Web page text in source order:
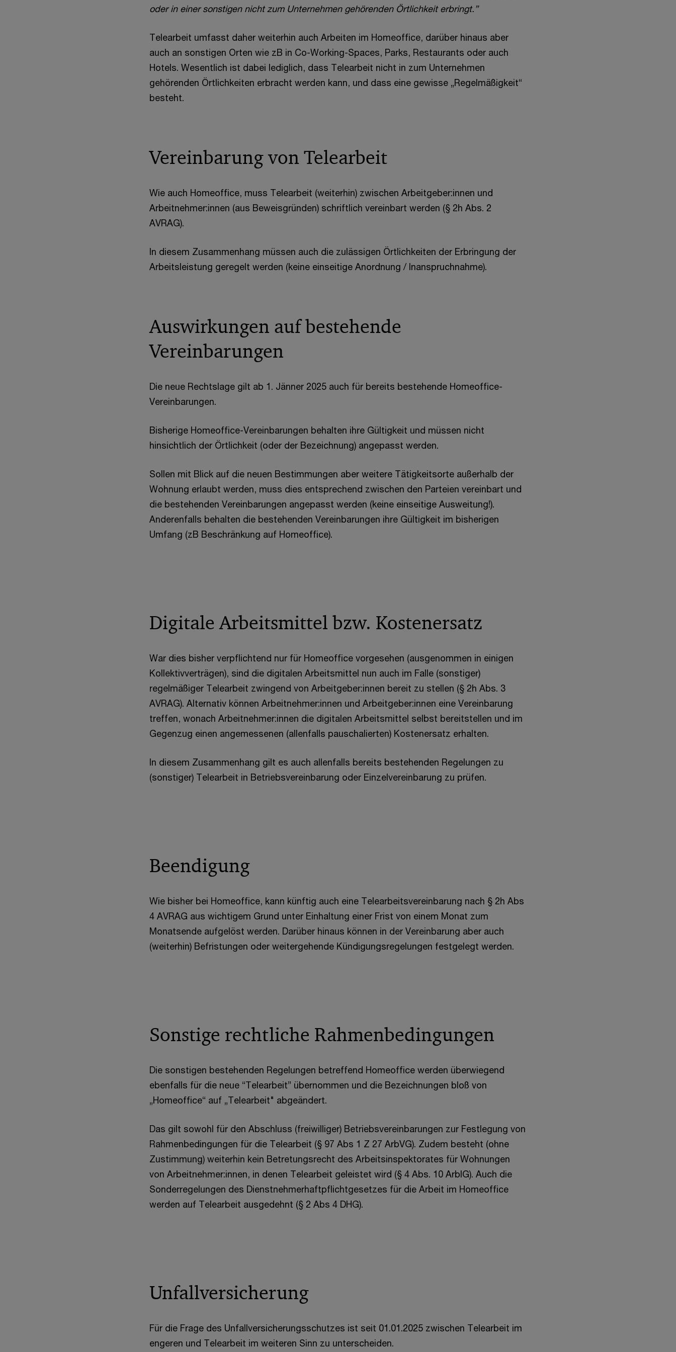
oder in einer sonstigen nicht zum Unternehmen gehörenden Örtlichkeit erbringt.”
Telearbeit umfasst daher weiterhin auch Arbeiten im Homeoffice, darüber hinaus aber
auch an sonstigen Orten wie zB in Co-Working-Spaces, Parks, Restaurants oder auch
Hotels. Wesentlich ist dabei lediglich, dass Telearbeit nicht in zum Unternehmen
gehörenden Örtlichkeiten erbracht werden kann, und dass eine gewisse „Regelmäßigkeit“
besteht.
Vereinbarung von Telearbeit
Wie auch Homeoffice, muss Telearbeit (weiterhin) zwischen Arbeitgeber:innen und
Arbeitnehmer:innen (aus Beweisgründen) schriftlich vereinbart werden (§ 2h Abs. 2
AVRAG).
In diesem Zusammenhang müssen auch die zulässigen Örtlichkeiten der Erbringung der
Arbeitsleistung geregelt werden (keine einseitige Anordnung / Inanspruchnahme).
Auswirkungen auf bestehende
Vereinbarungen
Die neue Rechtslage gilt ab 1. Jänner 2025 auch für bereits bestehende Homeoffice-
Vereinbarungen.
Bisherige Homeoffice-Vereinbarungen behalten ihre Gültigkeit und müssen nicht
hinsichtlich der Örtlichkeit (oder der Bezeichnung) angepasst werden.
Sollen mit Blick auf die neuen Bestimmungen aber weitere Tätigkeitsorte außerhalb der
Wohnung erlaubt werden, muss dies entsprechend zwischen den Parteien vereinbart und
die bestehenden Vereinbarungen angepasst werden (keine einseitige Ausweitung!).
Anderenfalls behalten die bestehenden Vereinbarungen ihre Gültigkeit im bisherigen
Umfang (zB Beschränkung auf Homeoffice).
Digitale Arbeitsmittel bzw. Kostenersatz
War dies bisher verpflichtend nur für Homeoffice vorgesehen (ausgenommen in einigen
Kollektivverträgen), sind die digitalen Arbeitsmittel nun auch im Falle (sonstiger)
regelmäßiger Telearbeit zwingend von Arbeitgeber:innen bereit zu stellen (§ 2h Abs. 3
AVRAG). Alternativ können Arbeitnehmer:innen und Arbeitgeber:innen eine Vereinbarung
treffen, wonach Arbeitnehmer:innen die digitalen Arbeitsmittel selbst bereitstellen und im
Gegenzug einen angemessenen (allenfalls pauschalierten) Kostenersatz erhalten.
In diesem Zusammenhang gilt es auch allenfalls bereits bestehenden Regelungen zu
(sonstiger) Telearbeit in Betriebsvereinbarung oder Einzelvereinbarung zu prüfen.
Beendigung
Wie bisher bei Homeoffice, kann künftig auch eine Telearbeitsvereinbarung nach § 2h Abs
4 AVRAG aus wichtigem Grund unter Einhaltung einer Frist von einem Monat zum
Monatsende aufgelöst werden. Darüber hinaus können in der Vereinbarung aber auch
(weiterhin) Befristungen oder weitergehende Kündigungsregelungen festgelegt werden.
Sonstige rechtliche Rahmenbedingungen
Die sonstigen bestehenden Regelungen betreffend Homeoffice werden überwiegend
ebenfalls für die neue “Telearbeit” übernommen und die Bezeichnungen bloß von
„Homeoffice“ auf „Telearbeit" abgeändert.
Das gilt sowohl für den Abschluss (freiwilliger) Betriebsvereinbarungen zur Festlegung von
Rahmenbedingungen für die Telearbeit (§ 97 Abs 1 Z 27 ArbVG). Zudem besteht (ohne
Zustimmung) weiterhin kein Betretungsrecht des Arbeitsinspektorates für Wohnungen
von Arbeitnehmer:innen, in denen Telearbeit geleistet wird (§ 4 Abs. 10 ArbIG). Auch die
Sonderregelungen des Dienstnehmerhaftpflichtgesetzes für die Arbeit im Homeoffice
werden auf Telearbeit ausgedehnt (§ 2 Abs 4 DHG).
Unfallversicherung
Für die Frage des Unfallversicherungsschutzes ist seit 01.01.2025 zwischen Telearbeit im
engeren und Telearbeit im weiteren Sinn zu unterscheiden.